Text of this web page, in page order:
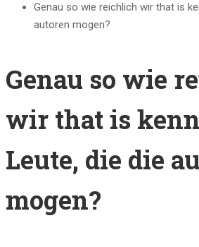
Genau so wie reichlich wir that is
autoren mogen?
Genau so wie
wir that is
Leute, die die
mogen?